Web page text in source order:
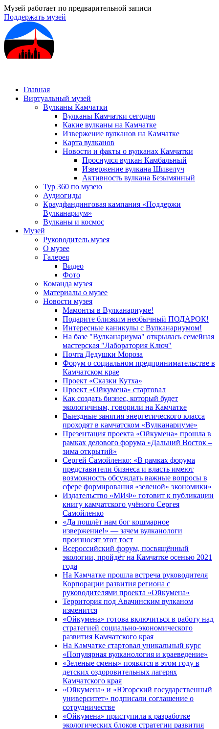
Музей работает по предварительной записи
Поддержать музей
Главная
Виртуальный музей
Вулканы Камчатки
Вулканы Камчатки сегодня
Какие вулканы на Камчатке
Извержение вулканов на Камчатке
Карта вулканов
Новости и факты о вулканах Камчатки
Проснулся вулкан Камбальный
Извержение вулкана Шивелуч
Активность вулкана Безымянный
Тур 360 по музею
Аудиогиды
Краудфандинговая кампания «Поддержи
Вулканариум»
Вулканы и космос
Музей
Руководитель музея
О музее
Галерея
Видео
Фото
Команда музея
Материалы о музее
Новости музея
Мамонты в Вулканариуме!
Подарите близким необычный ПОДАРОК!
Интересные каникулы с Вулканариумом!
На базе "Вулканариума" открылась семейная
мастерская "Лаборатория Ключ"
Почта Дедушки Мороза
Форум о социальном предпринимательстве в
Камчатском крае
Проект «Сказки Кутха»
Проект «Ойкумена» стартовал
Как создать бизнес, который будет
экологичным, говорили на Камчатке
Выездные занятия энергетического класса
проходят в камчатском «Вулканариуме»
Презентация проекта «Ойкумена» прошла в
рамках делового форума «Дальний Восток –
зима открытий»
Сергей Самойленко: «В рамках форума
представители бизнеса и власть имеют
возможность обсуждать важные вопросы в
сфере формирования «зеленой» экономики»
Издательство «МИФ» готовит к публикации
книгу камчатского учёного Сергея
Самойленко
«Да пошлёт нам бог кошмарное
извержение!» — зачем вулканологи
произносят этот тост
Всероссийский форум, посвящённый
экологии, пройдёт на Камчатке осенью 2021
года
На Камчатке прошла встреча руководителя
Корпорации развития региона с
руководителями проекта «Ойкумена»
Территория под Авачинским вулканом
изменится
«Ойкумена» готова включиться в работу над
стратегией социально-экономического
развития Камчатского края
На Камчатке стартовал уникальный курс
«Популярная вулканология и краеведение»
«Зеленые смены» появятся в этом году в
детских оздоровительных лагерях
Камчатского края
«Ойкумена» и «Югорский государственный
университет» подписали соглашение о
сотрудничестве
«Ойкумена» приступила к разработке
экологических блоков стратегии развития